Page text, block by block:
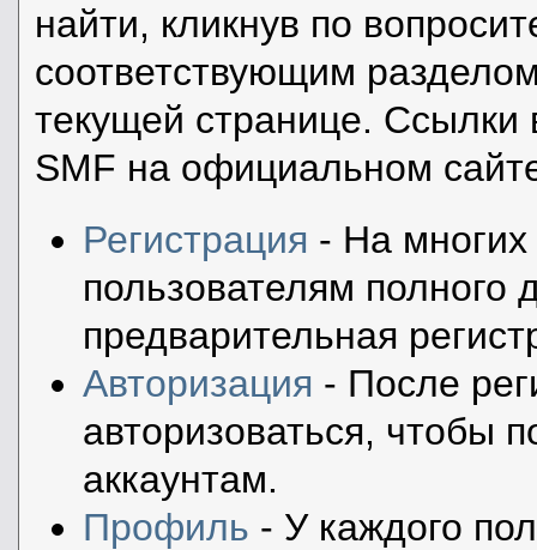
найти, кликнув по
соответствующим
текущей странице. Ссылки
SMF на официальном
Регистрация - На
пользователям полного
предварительная
Авторизация - После
авторизоваться, чтобы
аккаунтам.
Профиль - У каждого